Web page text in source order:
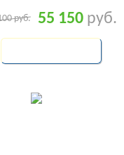
руб. 55 150 руб.